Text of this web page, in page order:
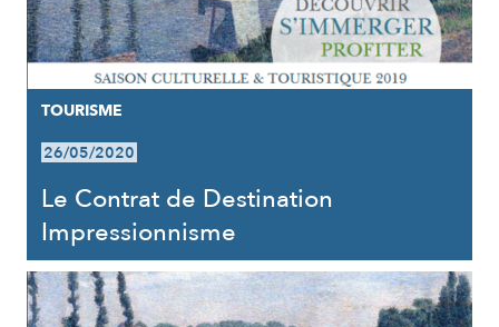
TOURISME
26/05/2020
Le Contrat de Destination
Impressionnisme